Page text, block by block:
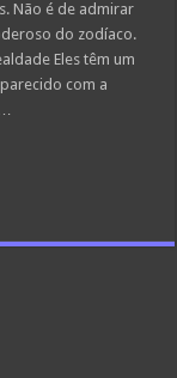
mais
poderoso
zodíaco
Não é de admirar
do zodíaco.
Eles têm um
com a